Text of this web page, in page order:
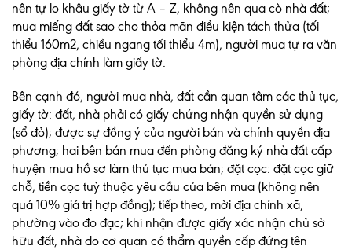
nên tự lo khâu giấy tờ từ A – Z, không nên qua cò nhà đất;
mua miếng đất sao cho thỏa mãn điều kiện tách thửa (tối
thiểu 160m2, chiều ngang tối thiểu 4m), người mua tự ra văn
phòng địa chính làm giấy tờ.
Bên cạnh đó, người mua nhà, đất cần quan tâm các thủ tục,
giấy tờ: đất, nhà phải có giấy chứng nhận quyền sử dụng
(sổ đỏ); được sự đồng ý của người bán và chính quyền địa
phương; hai bên bán mua đến phòng đăng ký nhà đất cấp
huyện mua hồ sơ làm thủ tục mua bán; đặt cọc: đặt cọc giữ
chỗ, tiền cọc tuỳ thuộc yêu cầu của bên mua (không nên
quá 10% giá trị hợp đồng); tiếp theo, mời địa chính xã,
phường vào đo đạc; khi nhận được giấy xác nhận chủ sở
hữu đất, nhà do cơ quan có thẩm quyền cấp đứng tên